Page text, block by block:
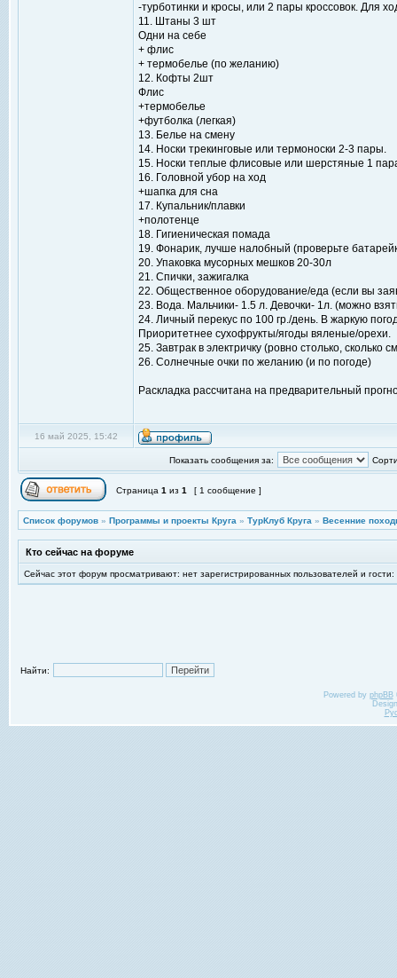
-турботинки и кросы, или 2 пары кроссовок. Для
11. Штаны 3 шт
Одни на себе
+ флис
+ термобелье (по желанию)
12. Кофты 2шт
Флис
+термобелье
+футболка (легкая)
13. Белье на смену
14. Носки трекинговые или термоноски 2-3 пары.
15. Носки теплые флисовые или шерстяные 1
16. Головной убор на ход
+шапка для сна
17. Купальник/плавки
+полотенце
18. Гигиеническая помада
19. Фонарик, лучше налобный (проверьте
20. Упаковка мусорных мешков 20-30л
21. Спички, зажигалка
22. Общественное оборудование/еда (если вы
23. Вода. Мальчики- 1.5 л. Девочки- 1л. (можно
24. Личный перекус по 100 гр./день. В жаркую
Приоритетнее сухофрукты/ягоды вяленые/орехи.
25. Завтрак в электричку (ровно столько,
26. Солнечные очки по желанию (и по погоде)
Раскладка рассчитана на предварительный
16 май 2025, 15:42
Показать сообщения за:
Страница 1 из 1 [ 1 сообщение ]
Список форумов » Программы и проекты Круга » ТурКлуб Круга » Весенние
Кто сейчас на форуме
Сейчас этот форум просматривают: нет зарегистрированных пользователей и гости:
Найти:
Powered by phpBB